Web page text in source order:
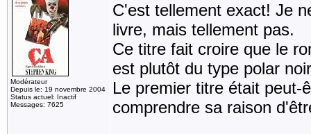
Modérateur
Depuis le: 19 novembre 2004
Status actuel: Inactif
Messages: 7625
C'est tellement exact! Je
livre, mais tellement pas.
Ce titre fait croire que le
est plutôt du type polar
Le premier titre était peut-
comprendre sa raison